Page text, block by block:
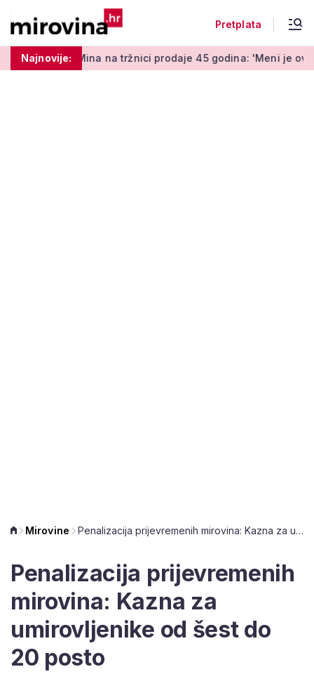
Pretplata
Najnovije:
tržnici prodaje 45 godina: 'Meni je ovo zabava i terapija'
Mirovine Penalizacija prijevremenih mirovina: Kazna za umirovljenike od šest do 20 posto
Penalizacija prijevremenih
mirovina: Kazna za
umirovljenike od šest do
20 posto